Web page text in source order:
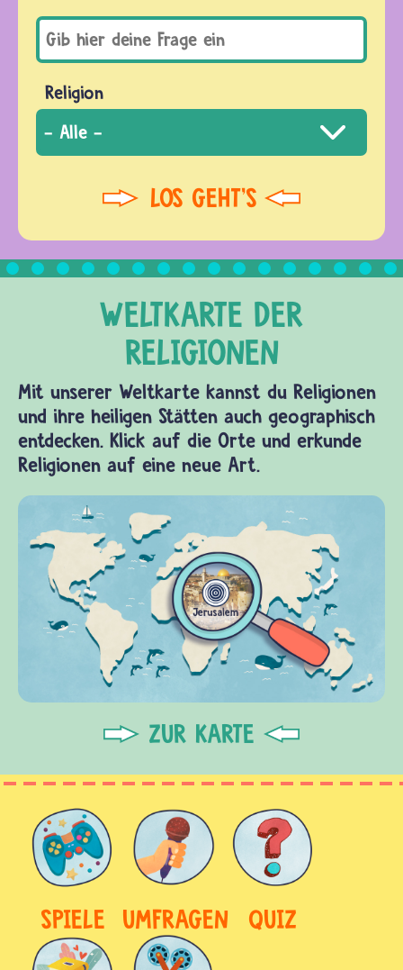
Religion
Mit unserer Weltkarte kannst du Religionen
und ihre heiligen Stätten auch geographisch
entdecken. Klick auf die Orte und erkunde
Religionen auf eine neue Art.
ZUR KARTE
SPIELE UMFRAGEN QUIZ